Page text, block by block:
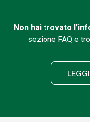
Non hai trovato
sezione FAQ e